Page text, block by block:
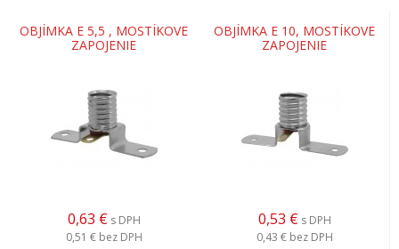
OBJÍMKA E 5,5 , MOSTÍKOVE
ZAPOJENIE
0,63 € s DPH
0,51 € bez DPH
OBJÍMKA E 10, MOSTÍKOVE
ZAPOJENIE
0,53 € s DPH
0,43 € bez DPH